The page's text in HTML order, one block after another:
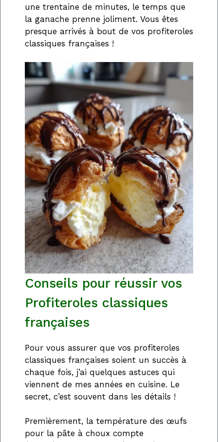
une trentaine de minutes, le temps que
la ganache prenne joliment. Vous êtes
presque arrivés à bout de vos profiteroles
classiques françaises !
Conseils pour réussir vos
Profiteroles classiques
françaises
Pour vous assurer que vos profiteroles
classiques françaises soient un succès à
chaque fois, j’ai quelques astuces qui
viennent de mes années en cuisine. Le
secret, c’est souvent dans les détails !
Premièrement, la température des œufs
pour la pâte à choux compte